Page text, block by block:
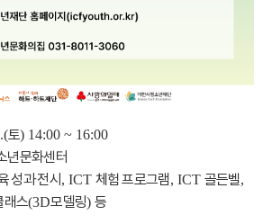
토) 14:00 ~ 16:00
년문화센터
성과 전시 , ICT체험 프로그램, ICT 골든벨,
래스(3D모델링)등